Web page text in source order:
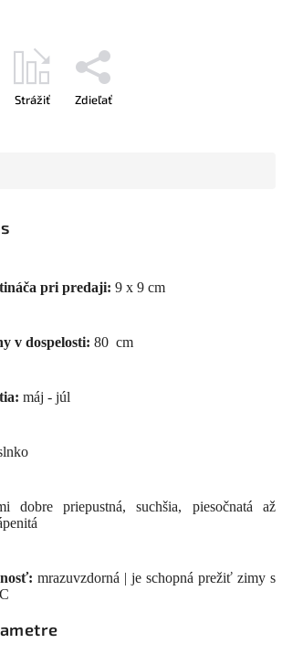
Strážiť Zdieľať
pri predaji: 9 x 9 cm
v dospelosti: 80 cm
máj - júl
dobre priepustná, suchšia, piesočnatá až
mrazuvzdorná | je schopná prežiť zimy s